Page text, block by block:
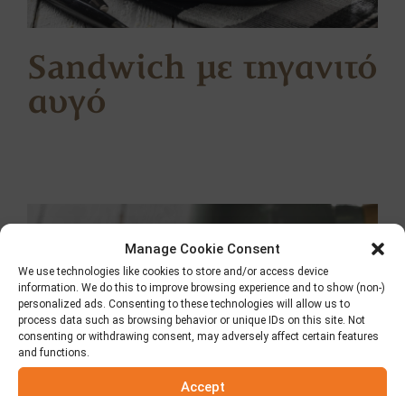
Manage Cookie Consent
We use technologies like cookies to store and/or access device
information. We do this to improve browsing experience and to show (non-)
personalized ads. Consenting to these technologies will allow us to
process data such as browsing behavior or unique IDs on this site. Not
consenting or withdrawing consent, may adversely affect certain features
and functions.
Accept
Sandwich με τηγανιτό
αυγό